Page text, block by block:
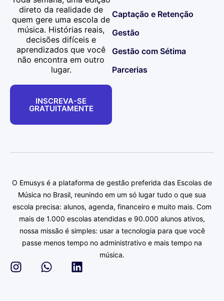
direto da realidade de
quem gere uma escola de
música. Histórias reais,
decisões difíceis e
aprendizados que você
não encontra em outro
lugar.
INSCREVA-SE
GRATUITAMENTE
Captação e Retenção
Gestão
Gestão com Sétima
Parcerias
O Emusys é a plataforma de gestão preferida das Escolas de
Música no Brasil, reunindo em um só lugar tudo o que sua
escola precisa: alunos, agenda, financeiro e muito mais. Com
mais de 1.000 escolas atendidas e 90.000 alunos ativos,
nossa missão é simples: usar a tecnologia para que você
passe menos tempo no administrativo e mais tempo na
música.